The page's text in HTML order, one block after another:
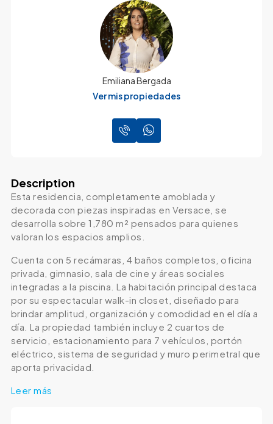
Emiliana Bergada
Ver mis propiedades
Description
Esta residencia, completamente amoblada y
decorada con piezas inspiradas en Versace, se
desarrolla sobre 1,780 m² pensados para quienes
valoran los espacios amplios.
Cuenta con 5 recámaras, 4 baños completos, oficina
privada, gimnasio, sala de cine y áreas sociales
integradas a la piscina. La habitación principal destaca
por su espectacular walk-in closet, diseñado para
brindar amplitud, organización y comodidad en el día a
día. La propiedad también incluye 2 cuartos de
servicio, estacionamiento para 7 vehículos, portón
eléctrico, sistema de seguridad y muro perimetral que
aporta privacidad.
Leer más